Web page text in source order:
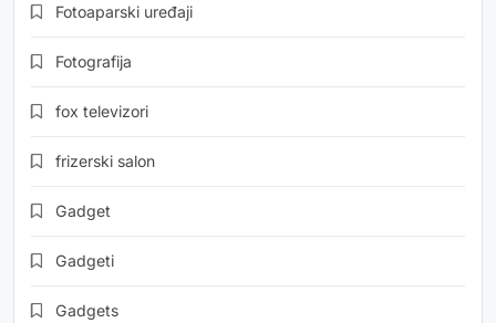
Fotoaparski uređaji
Fotografija
fox televizori
frizerski salon
Gadget
Gadgeti
Gadgets